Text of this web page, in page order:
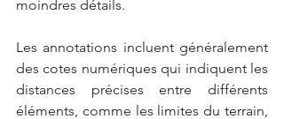
moindres détails.
Les annotations incluent généralement
des cotes numériques qui indiquent les
distances précises entre différents
éléments, comme les limites du terrain,